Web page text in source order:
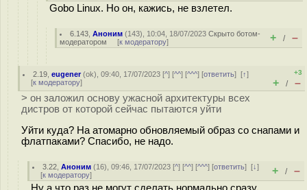
Gobo Linux. Но он, кажись, не взлетел.
6.143 ,Аноним (143), 10:04, 18/07/2023Скрыто ботом-
модератором [к модератору] + / –
2.19 ,eugener(ok), 09:40, 17/07/2023 [^] [^^] [^^^] [ответить][↑]
[к модератору]
+3
+ / –
> он заложил основу ужасной архитектуры всех
дистров от которой сейчас пытаются уйти
Уйти куда? На атомарно обновляемый образ со снапами и
флатпаками? Спасибо, не надо.
3.22 ,Аноним (16), 09:46, 17/07/2023 [^] [^^] [^^^] [ответить][↓]
[к модератору] + / –